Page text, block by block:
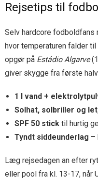
Rejsetips til
Selv hardcore
hvor temperaturen falder
opgør på Estádio Algarve
giver skygge fra første
1 l vand +
Solhat, solbriller og
SPF 50 stick til hurtig
Tyndt siddeunderlag –
Læg rejsedagen an efter
eller pool fra kl. 13-17, når